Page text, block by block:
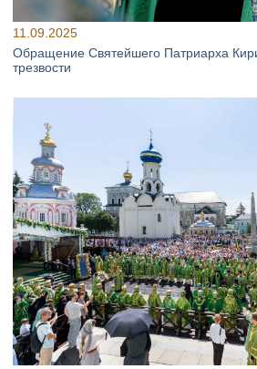
11.09.2025
Обращение Святейшего Патриарха
трезвости